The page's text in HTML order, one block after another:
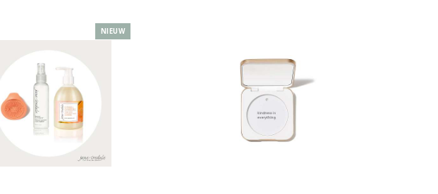
NIEUW